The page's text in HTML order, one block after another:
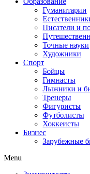
Гуманитарии
Писатели и
Точные науки
Художники
Спорт
Бойцы
Гимнасты
Лыжники и
Тренеры
Фигуристы
Футболисты
Хоккеисты
Бизнес
Зарубежные
Menu